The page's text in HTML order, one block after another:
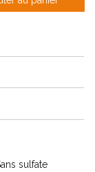
sulfate